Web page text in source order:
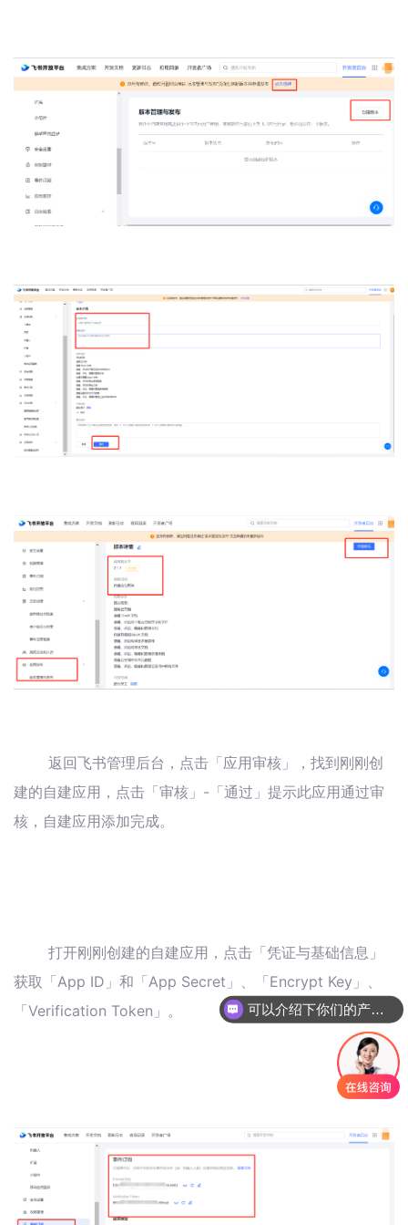
返回飞书管理后台，点击「应用审核」，找到刚刚创
建的自建应用，点击「审核」-「通过」提示此应用通过审
核，自建应用添加完成。
打开刚刚创建的自建应用，点击「凭证与基础信息」
获取「App ID」和「App Secret」、「Encrypt Key」、
「Verification Token」。
可以介绍下你们的产品么